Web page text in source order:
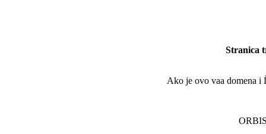
Stranica
Ako je ovo vaa domena i